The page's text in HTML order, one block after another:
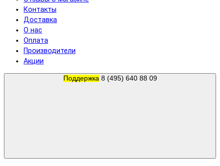
Контакты
Доставка
О нас
Оплата
Производители
Акции
Поддержка 8 (495) 640 88 09